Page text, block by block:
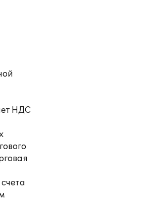
НДС